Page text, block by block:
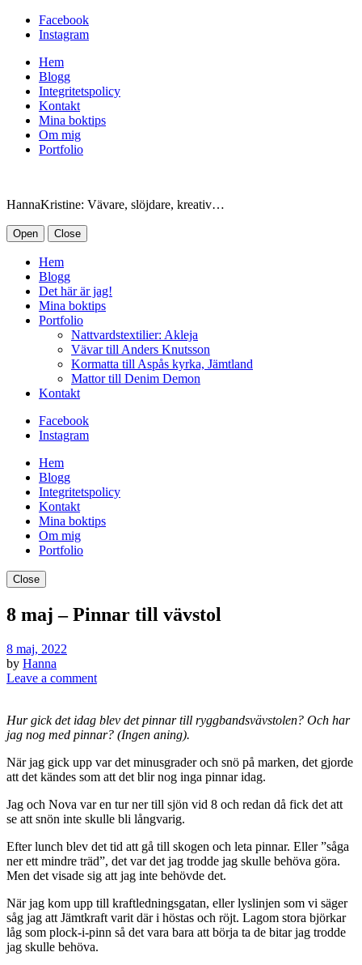
Facebook
Instagram
Hem
Blogg
Integritetspolicy
Kontakt
Mina boktips
Om mig
Portfolio
HannaKristine: Vävare, slöjdare, kreativ…
Open Close
Hem
Blogg
Det här är jag!
Mina boktips
Portfolio
Nattvardstextilier: Akleja
Vävar till Anders Knutsson
Kormatta till Aspås kyrka, Jämtland
Mattor till Denim Demon
Kontakt
Facebook
Instagram
Hem
Blogg
Integritetspolicy
Kontakt
Mina boktips
Om mig
Portfolio
Close
8 maj – Pinnar till vävstol
8 maj, 2022
by Hanna
Leave a comment
Hur gick det idag blev det pinnar till ryggbandsvävstolen? Och har
jag nog med pinnar? (Ingen aning).
När jag gick upp var det minusgrader och snö på marken, det gjorde
att det kändes som att det blir nog inga pinnar idag.
Jag och Nova var en tur ner till sjön vid 8 och redan då fick det att
se att snön inte skulle bli långvarig.
Efter lunch blev det tid att gå till skogen och leta pinnar. Eller ”såga
ner ett mindre träd”, det var det jag trodde jag skulle behöva göra.
Men det visade sig att jag inte behövde det.
När jag kom upp till kraftledningsgatan, eller lyslinjen som vi säger
såg jag att Jämtkraft varit där i höstas och röjt. Lagom stora björkar
låg som plock-i-pinn så det vara bara att börja ta de bitar jag trodde
jag skulle behöva.